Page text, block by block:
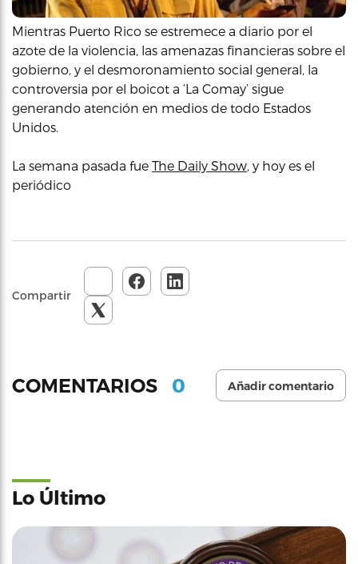
Mientras Puerto Rico se estremece a diario por el
azote de la violencia, las amenazas financieras sobre el
gobierno, y el desmoronamiento social general, la
controversia por el boicot a ‘La Comay’ sigue
generando atención en medios de todo Estados
Unidos.
La semana pasada fue The Daily Show, y hoy es el
periódico
Compartir
COMENTARIOS 0 Añadir comentario
Lo Último